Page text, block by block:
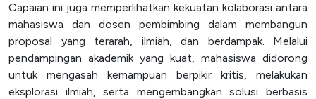
Capaian ini juga memperlihatkan kekuatan kolaborasi antara
mahasiswa dan dosen pembimbing dalam membangun
proposal yang terarah, ilmiah, dan berdampak. Melalui
pendampingan akademik yang kuat, mahasiswa didorong
untuk mengasah kemampuan berpikir kritis, melakukan
eksplorasi ilmiah, serta mengembangkan solusi berbasis